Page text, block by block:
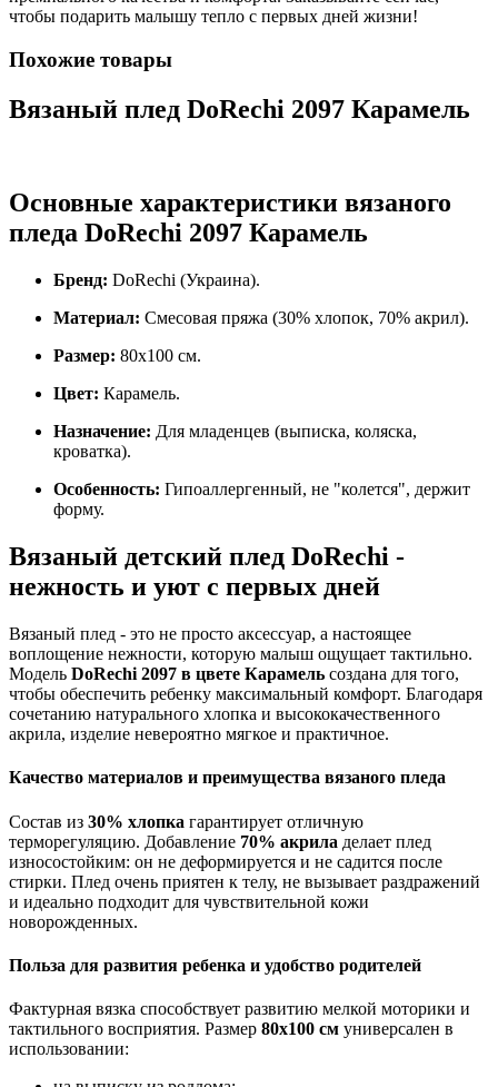
чтобы подарить малышу тепло с первых дней жизни!
Похожие товары
Вязаный плед DoRechi 2097 Карамель
Основные характеристики вязаного
пледа DoRechi 2097 Карамель
Бренд: DoRechi (Украина).
Материал: Смесовая пряжа (30% хлопок, 70% акрил).
Размер: 80х100 см.
Цвет: Карамель.
Назначение: Для младенцев (выписка, коляска,
кроватка).
Особенность: Гипоаллергенный, не "колется", держит
форму.
Вязаный детский плед DoRechi -
нежность и уют с первых дней
Вязаный плед - это не просто аксессуар, а настоящее
воплощение нежности, которую малыш ощущает тактильно.
Модель DoRechi 2097 в цвете Карамель создана для того,
чтобы обеспечить ребенку максимальный комфорт. Благодаря
сочетанию натурального хлопка и высококачественного
акрила, изделие невероятно мягкое и практичное.
Качество материалов и преимущества вязаного пледа
Состав из 30% хлопка гарантирует отличную
терморегуляцию. Добавление 70% акрила делает плед
износостойким: он не деформируется и не садится после
стирки. Плед очень приятен к телу, не вызывает раздражений
и идеально подходит для чувствительной кожи
новорожденных.
Польза для развития ребенка и удобство родителей
Фактурная вязка способствует развитию мелкой моторики и
тактильного восприятия. Размер 80х100 см универсален в
использовании: